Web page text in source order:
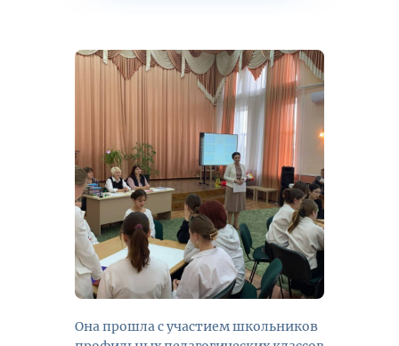
Она прошла с участием школьников